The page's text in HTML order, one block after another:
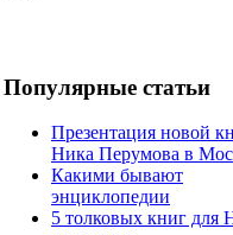
Популярные статьи
Презентация новой
Ника Перумова в
Какими бывают
энциклопедии
5 толковых книг для